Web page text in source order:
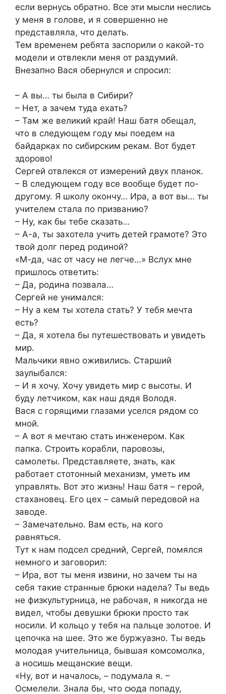
если вернусь обратно. Все эти мысли неслись
у меня в голове, и я совершенно не
представляла, что делать.
Тем временем ребята заспорили о какой-то
модели и отвлекли меня от раздумий.
Внезапно Вася обернулся и спросил:
– А вы… ты была в Сибири?
– Нет, а зачем туда ехать?
– Там же великий край! Наш батя обещал,
что в следующем году мы поедем на
байдарках по сибирским рекам. Вот будет
здорово!
Сергей отвлекся от измерений двух планок.
– В следующем году все вообще будет по-
другому. Я школу окончу… Ира, а вот вы… ты
учителем стала по призванию?
– Ну, как бы тебе сказать…
– А-а, ты захотела учить детей грамоте? Это
твой долг перед родиной?
«М-да, час от часу не легче…» Вслух мне
пришлось ответить:
– Да, родина позвала…
Сергей не унимался:
– Ну а кем ты хотела стать? У тебя мечта
есть?
– Да, я хотела бы путешествовать и увидеть
мир.
Мальчики явно оживились. Старший
заулыбался:
– И я хочу. Хочу увидеть мир с высоты. И
буду летчиком, как наш дядя Володя.
Вася с горящими глазами уселся рядом со
мной.
– А вот я мечтаю стать инженером. Как
папка. Строить корабли, паровозы,
самолеты. Представляете, знать, как
работает стотонный механизм, уметь им
управлять. Вот это жизнь! Наш батя – герой,
стахановец. Его цех – самый передовой на
заводе.
– Замечательно. Вам есть, на кого
равняться.
Тут к нам подсел средний, Сергей, помялся
немного и заговорил:
– Ира, вот ты меня извини, но зачем ты на
себя такие странные брюки надела? Ты ведь
не физкультурница, не рабочая, я никогда не
видел, чтобы девушки брюки просто так
носили. И кольцо у тебя на пальце золотое. И
цепочка на шее. Это же буржуазно. Ты ведь
молодая учительница, бывшая комсомолка,
а носишь мещанские вещи.
«Ну, вот и началось, – подумала я. –
Осмелели. Знала бы, что сюда попаду,